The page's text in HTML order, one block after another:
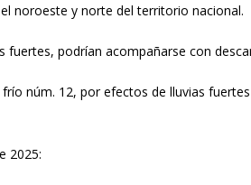
noroeste y norte del territorio nacional.
fuertes, podrían acompañarse con
núm. 12, por efectos de lluvias
2025: